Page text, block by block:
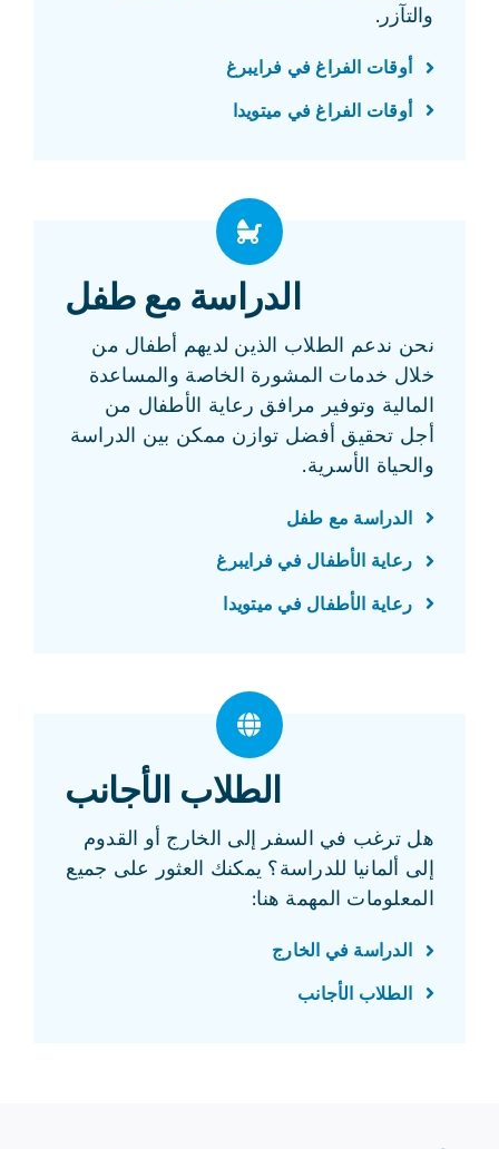
والتآزر.
أوقات الفراغ في فرايبرغ
أوقات الفراغ في ميتويدا
الدراسة مع طفل
نحن ندعم الطلاب الذين لديهم أطفال من
خلال خدمات المشورة الخاصة والمساعدة
المالية وتوفير مرافق رعاية الأطفال من
أجل تحقيق أفضل توازن ممكن بين الدراسة
والحياة الأسرية.
الدراسة مع طفل
رعاية الأطفال في فرايبرغ
رعاية الأطفال في ميتويدا
الطلاب الأجانب
هل ترغب في السفر إلى الخارج أو القدوم
إلى ألمانيا للدراسة؟ يمكنك العثور على جميع
المعلومات المهمة هنا:
الدراسة في الخارج
الطلاب الأجانب